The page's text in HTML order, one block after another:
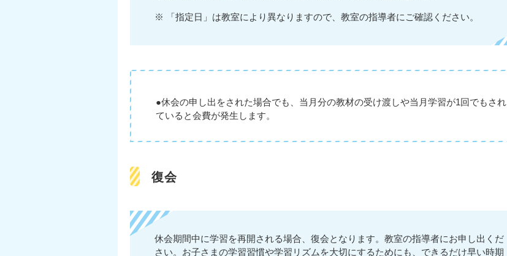
※ 「指定日」は教室により異なりますので、教室の指導者にご確認ください。
●休会の申し出をされた場合でも、当月分の教材の受け渡しや当月学習が1回でもされ
ていると会費が発生します。
復会
休会期間中に学習を再開される場合、復会となります。教室の指導者にお申し出くだ
さい。お子さまの学習習慣や学習リズムを大切にするためにも、できるだけ早い時期